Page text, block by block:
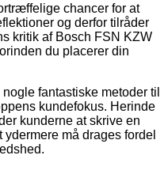
chancer for at
og derfor tilråder
kritik af Bosch FSN KZW
du placerer din
fantastiske metoder til
kundefokus. Herinde
kunderne at skrive en
må drages fordel